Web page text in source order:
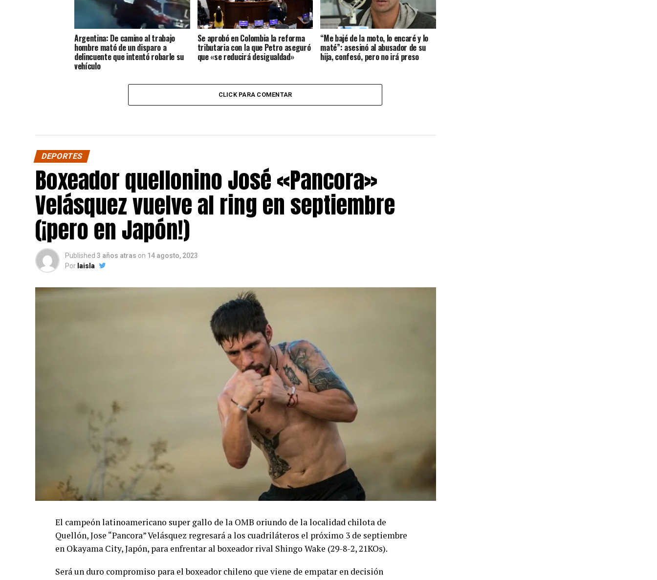
Argentina: De camino al trabajo
hombre mató de un disparo a
delincuente que intentó robarle su
vehículo
Se aprobó en Colombia la reforma
tributaria con la que Petro aseguró
que «se reducirá desigualdad»
“Me bajé de la moto, lo encaré y lo
maté”: asesinó al abusador de su
hija, confesó, pero no irá preso
CLICK PARA COMENTAR
DEPORTES
Boxeador quellonino José «Pancora»
Velásquez vuelve al ring en septiembre
(¡pero en Japón!)
Published 3 años atras on 14 agosto, 2023
Por laisla
El campeón latinoamericano super gallo de la OMB oriundo de la localidad chilota de
Quellón, Jose “Pancora” Velásquez regresará a los cuadriláteros el próximo 3 de septiembre
en Okayama City, Japón, para enfrentar al boxeador rival Shingo Wake (29-8-2, 21KOs).
Será un duro compromiso para el boxeador chileno que viene de empatar en decisión